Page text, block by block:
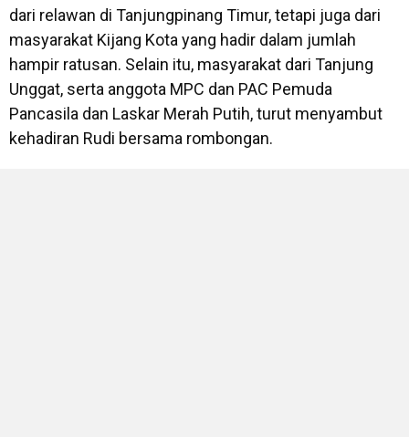
dari relawan di Tanjungpinang Timur, tetapi juga dari
masyarakat Kijang Kota yang hadir dalam jumlah
hampir ratusan. Selain itu, masyarakat dari Tanjung
Unggat, serta anggota MPC dan PAC Pemuda
Pancasila dan Laskar Merah Putih, turut menyambut
kehadiran Rudi bersama rombongan.